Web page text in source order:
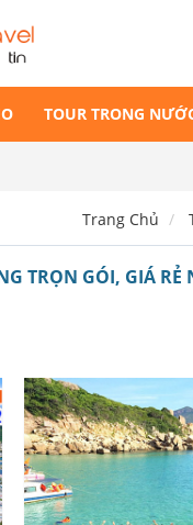
TOUR TRONG
Trang Chủ
TRỌN GÓI, GIÁ RẺ